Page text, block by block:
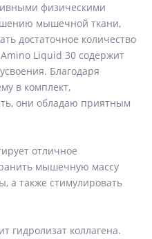
физическими
мышечной ткани,
достаточное количество
Liquid 30 содержит
Благодаря
в комплект,
они обладаю приятным
отличное
мышечную массу
а также стимулировать
гидролизат коллагена.